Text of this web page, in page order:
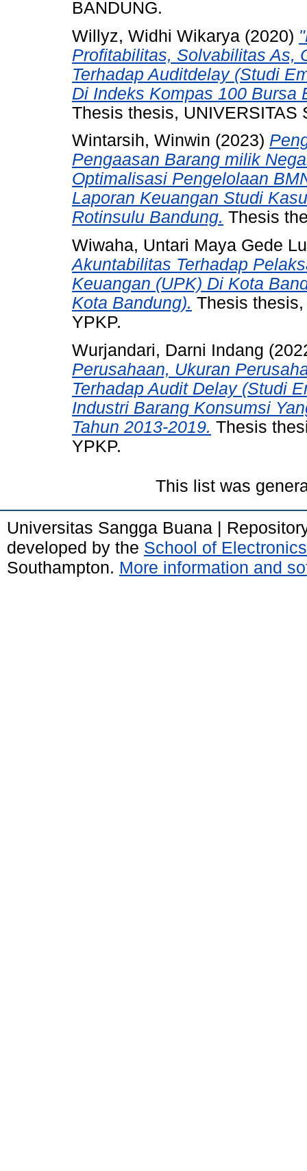
BANDUNG.
Willyz, Widhi Wikarya (2020)
Profitabilitas, Solvabilitas As,
Terhadap Auditdelay (Studi
Di Indeks Kompas 100 Bursa
Thesis thesis, UNIVERSITAS
Wintarsih, Winwin (2023)
Pengaasan Barang milik
Optimalisasi Pengelolaan
Laporan Keuangan Studi
Rotinsulu Bandung. Thesis
Wiwaha, Untari Maya Gede
Akuntabilitas Terhadap
Keuangan (UPK) Di Kota
Kota Bandung). Thesis
YPKP.
Wurjandari, Darni Indang
Perusahaan, Ukuran
Terhadap Audit Delay (Studi
Industri Barang Konsumsi
Tahun 2013-2019. Thesis
YPKP.
This list was
Universitas Sangga Buana |
developed by the School of
Southampton. More information and